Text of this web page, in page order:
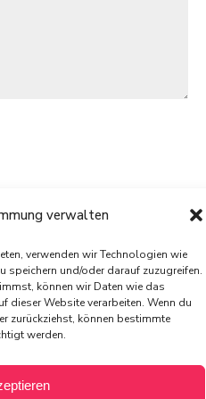
verwalten
verwenden wir Technologien wie
speichern und/oder darauf zuzugreifen.
können wir Daten wie das
dieser Website verarbeiten. Wenn du
zurückziehst, können bestimmte
werden.
PIXELdot
reserved